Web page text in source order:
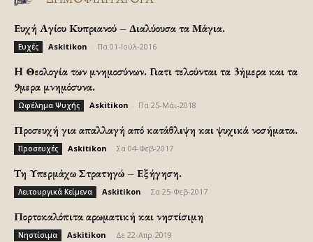
Ευχή Αγίου Κυπριανού – Διαλύουσα τα Μάγια.
Ευχές Askitikon Πα 01-Ιούλ-2016
H Θεολογία των μνημοσύνων. Γιατι τελούνται τα 3ήμερα και τα
9μερα μνημόσυνα.
Ωφέλημα Ψυχής Askitikon Πα 25-Μάι-2018
Προσευχή για απαλλαγή από κατάθλιψη και ψυχικά νοσήματα.
Προσευχές Askitikon Σα 04-Φεβ-2017
Τη Υπερμάχω Στρατηγώ – Εξήγηση.
Λειτουργικά Κείμενα Askitikon Σα 25-Φεβ-2017
Πορτοκαλόπιτα αρωματική και νηστίσιμη
Νηστίσιμα Askitikon Δε 22-Απρ-2019